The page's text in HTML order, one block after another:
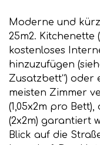
Moderne und
25m2. Kitchenette
kostenloses
hinzuzufügen
Zusatzbett“) oder
meisten Zimmer
(1,05x2m pro
(2x2m) garantiert
Blick auf die